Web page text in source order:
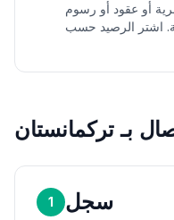
أو عقود أو رسوم
بـ تركمانستان
1 سجل